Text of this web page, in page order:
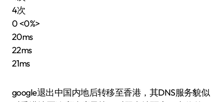
4次
0 <0%>
20ms
22ms
21ms
google退出中国内地后转移至香港，其DNS服务貌似